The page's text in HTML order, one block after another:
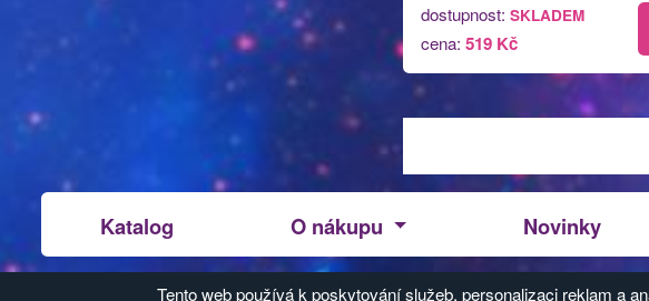
dostupnost: SKLADEM
cena: 519 Kč
Katalog O nákupu Novinky
Zpracování údajů
Tento web používá k poskytování služeb, personalizaci reklam a